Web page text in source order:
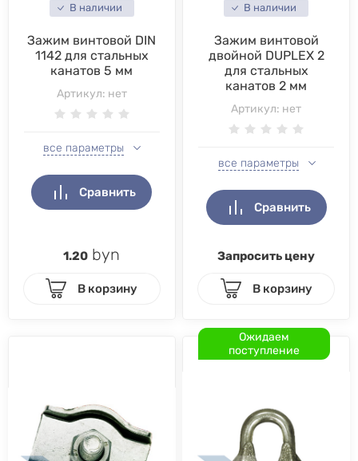
В наличии
Зажим винтовой DIN
1142 для стальных
канатов 5 мм
Артикул: нет
все параметры
Сравнить
1.20 byn
В корзину
В наличии
Зажим винтовой
двойной DUPLEX 2
для стальных
канатов 2 мм
Артикул: нет
все параметры
Сравнить
Запросить цену
В корзину
Ожидаем
поступление